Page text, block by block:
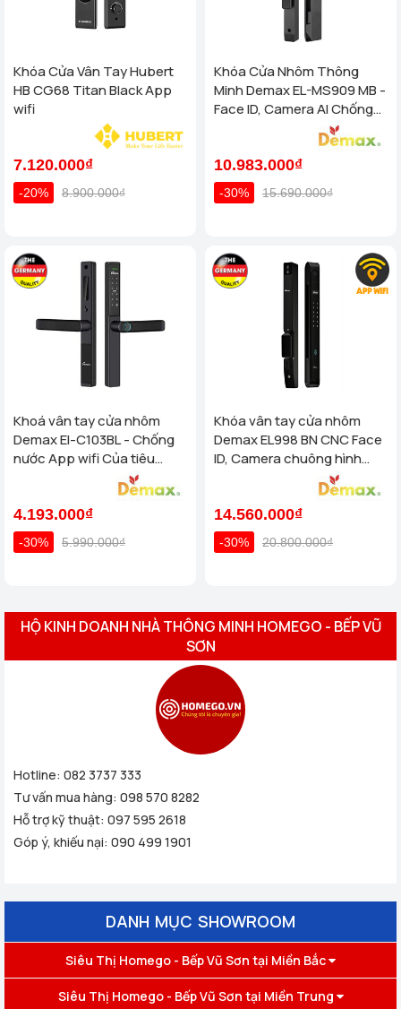
Khóa Cửa Vân Tay Hubert
HB CG68 Titan Black App
wifi
7.120.000₫
-20% 8.900.000₫
Khóa Cửa Nhôm Thông
Minh Demax EL-MS909 MB -
Face ID, Camera AI Chống
Nước IP66 Cho Cửa Nhôm
10.983.000₫
-30% 15.690.000₫
Khoá vân tay cửa nhôm
Demax El-C103BL - Chống
nước App wifi Của tiêu
4.193.000₫
-30% 5.990.000₫
Khóa vân tay cửa nhôm
Demax EL998 BN CNC Face
ID, Camera chuông hình
chống nước của tiêu chuẩn
14.560.000₫
-30% 20.800.000₫
HỘ KINH DOANH NHÀ THÔNG MINH HOMEGO - BẾP VŨ
SƠN
Hotline: 082 3737 333
Tư vấn mua hàng: 098 570 8282
Hỗ trợ kỹ thuật: 097 595 2618
Góp ý, khiếu nại: 090 499 1901
DANH MỤC SHOWROOM
Siêu Thị Homego - Bếp Vũ Sơn tại Miền Bắc
Siêu Thị Homego - Bếp Vũ Sơn tại Miền Trung